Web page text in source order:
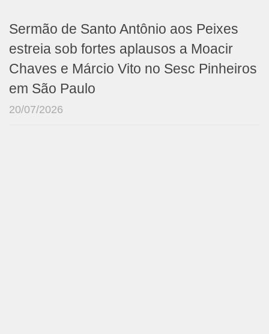
Sermão de Santo Antônio aos Peixes
estreia sob fortes aplausos a Moacir
Chaves e Márcio Vito no Sesc Pinheiros
em São Paulo
20/07/2026